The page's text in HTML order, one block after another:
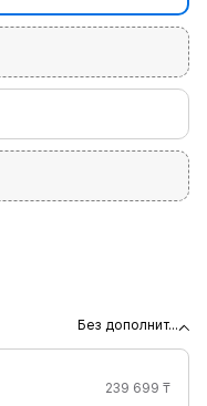
Без дополнит...
239 699 ₸